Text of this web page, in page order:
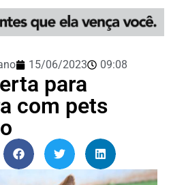
15/06/2023 09:08
para
com pets